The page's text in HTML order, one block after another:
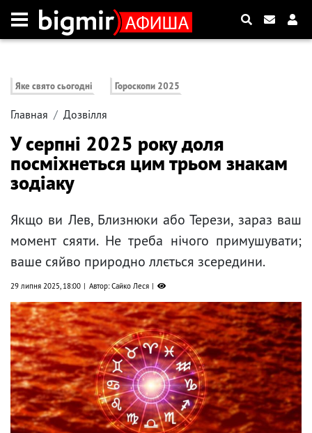
Яке свято сьогодні Гороскопи 2025
Главная Дозвілля
У серпні 2025 року доля
посміхнеться цим трьом знакам
зодіаку
Якщо ви Лев, Близнюки або Терези, зараз ваш
момент сяяти. Не треба нічого примушувати;
ваше сяйво природно ллється зсередини.
29 липня 2025, 18:00 Автор: Сайко Леся